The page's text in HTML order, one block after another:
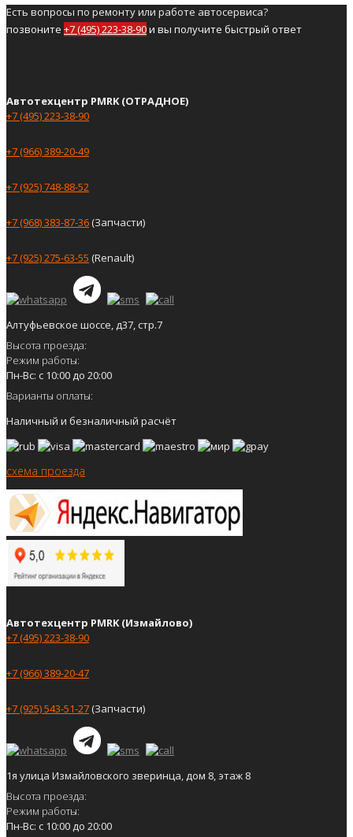
Есть вопросы по ремонту или работе автосервиса?
позвоните +7 (495) 223-38-90и вы получите быстрый ответ
Автотехцентр PMRK (ОТРАДНОЕ)
+7 (495) 223-38-90
+7 (966) 389-20-49
+7 (925) 748-88-52
+7 (968) 383-87-36(Запчасти)
+7 (925) 275-63-55 (Renault)
Алтуфьевское шоссе, д37, стр.7
Высота проезда:
Режим работы:
Пн-Вс: с 10:00 до 20:00
Варианты оплаты:
Наличный и безналичный расчёт
схема проезда
Автотехцентр PMRK (Измайлово)
+7 (495) 223-38-90
+7 (966) 389-20-47
+7 (925) 543-51-27(Запчасти)
1я улица Измайловского зверинца, дом 8, этаж 8
Высота проезда:
Режим работы:
Пн-Вс: с 10:00 до 20:00